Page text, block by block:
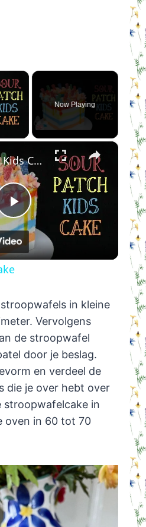
×
Video
Now Playing
×
Play
Video
Sour Patch Kids Cake
in kleine
Vervolgens
de stroopwafel
door je beslag.
en verdeel de
die je over hebt over
stroopwafelcake in
oven in 60 tot 70